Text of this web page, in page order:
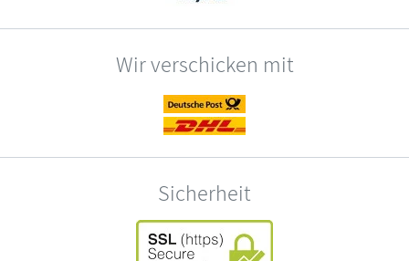
Wir verschicken mit
Sicherheit